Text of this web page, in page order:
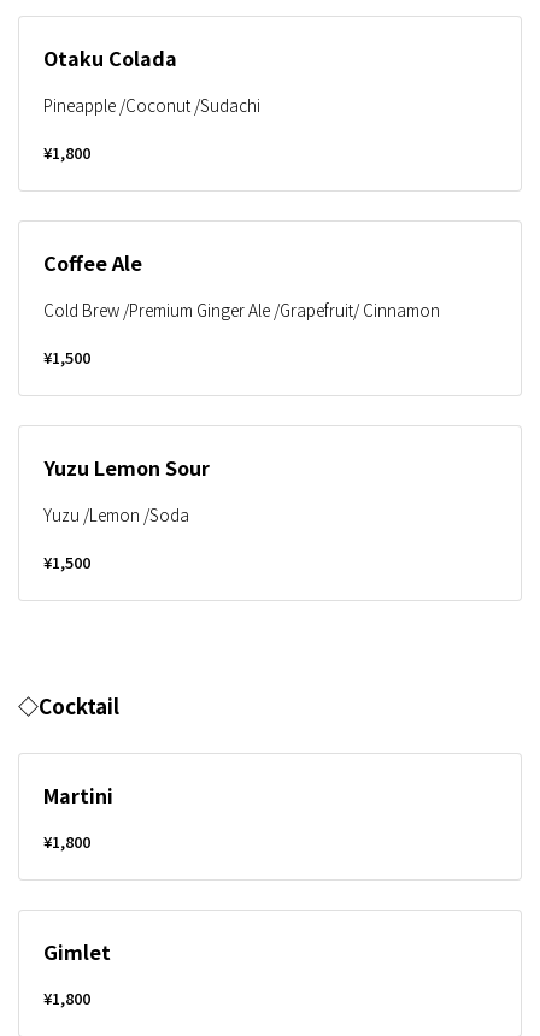
Otaku Colada
Pineapple /Coconut /Sudachi
¥1,800
Coffee Ale
Cold Brew /Premium Ginger Ale /Grapefruit/ Cinnamon
¥1,500
Yuzu Lemon Sour
Yuzu /Lemon /Soda
¥1,500
◇Cocktail
Martini
¥1,800
Gimlet
¥1,800